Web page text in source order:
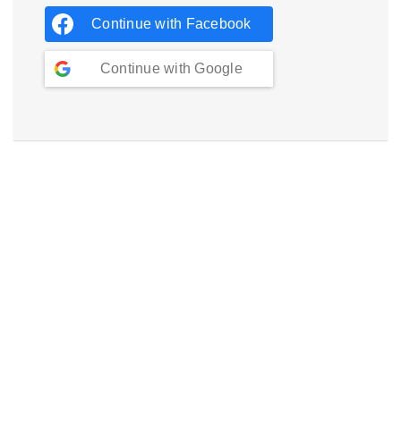
Continue with Facebook
Continue with Google